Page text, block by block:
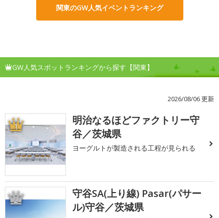
関東のGW人気イベントランキング
GW人気スポットランキングから探す【関東】
2026/08/06 更新
1
明治なるほどファクトリー守
谷／茨城県
ヨーグルトが製造される工程が見られる
2
守谷SA(上り線) Pasar(パサー
ル)守谷／茨城県